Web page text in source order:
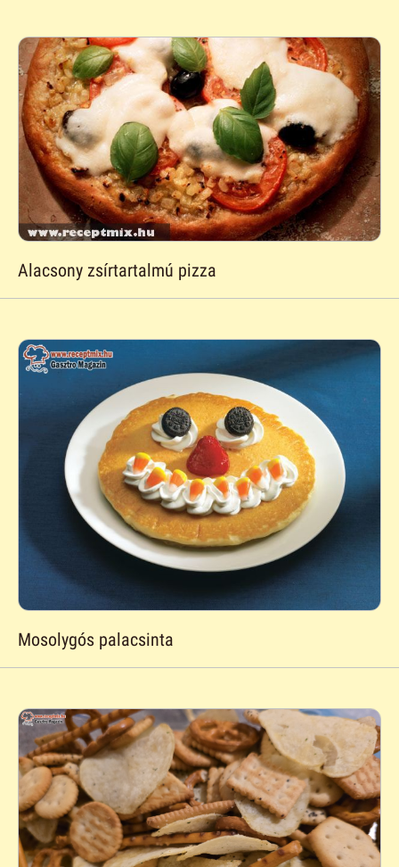
Alacsony zsírtartalmú pizza
Mosolygós palacsinta